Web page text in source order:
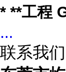
* **工程
...
联系我们